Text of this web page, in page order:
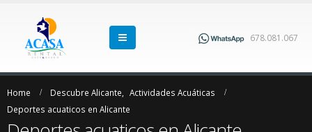
678.081.067
Home Descubre Alicante
Actividades Acuáticas
Deportes acuaticos en Alicante